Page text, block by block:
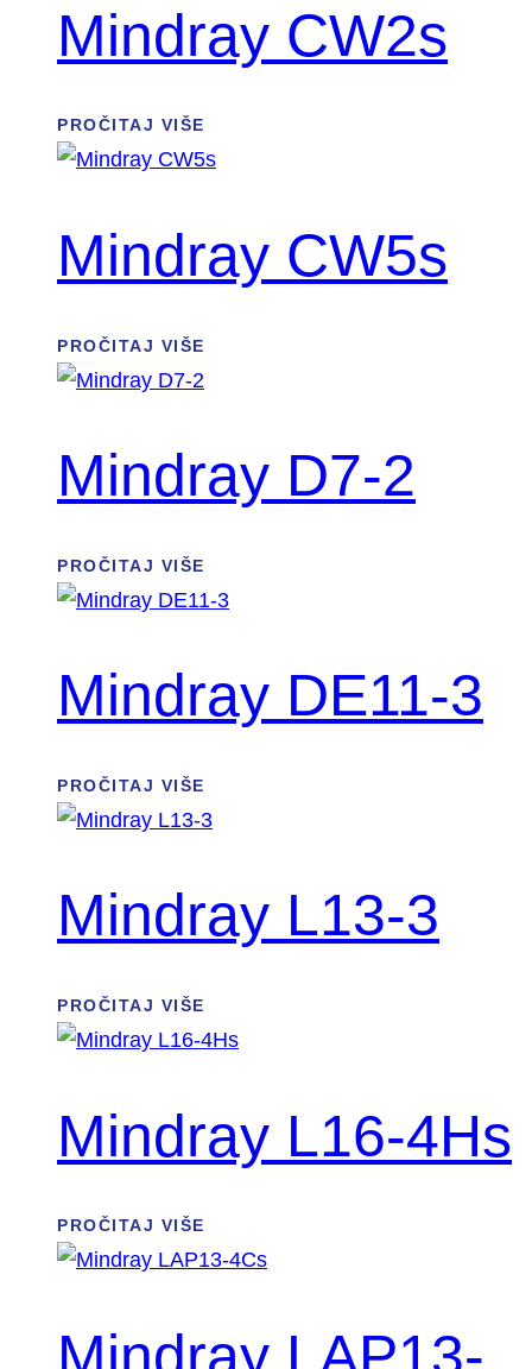
Mindray CW2s
PROČITAJ VIŠE
Mindray CW5s
PROČITAJ VIŠE
Mindray D7-2
PROČITAJ VIŠE
Mindray DE11-3
PROČITAJ VIŠE
Mindray L13-3
PROČITAJ VIŠE
Mindray L16-4Hs
PROČITAJ VIŠE
Mindray LAP13-